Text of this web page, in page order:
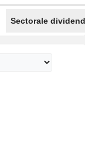
Sectorale